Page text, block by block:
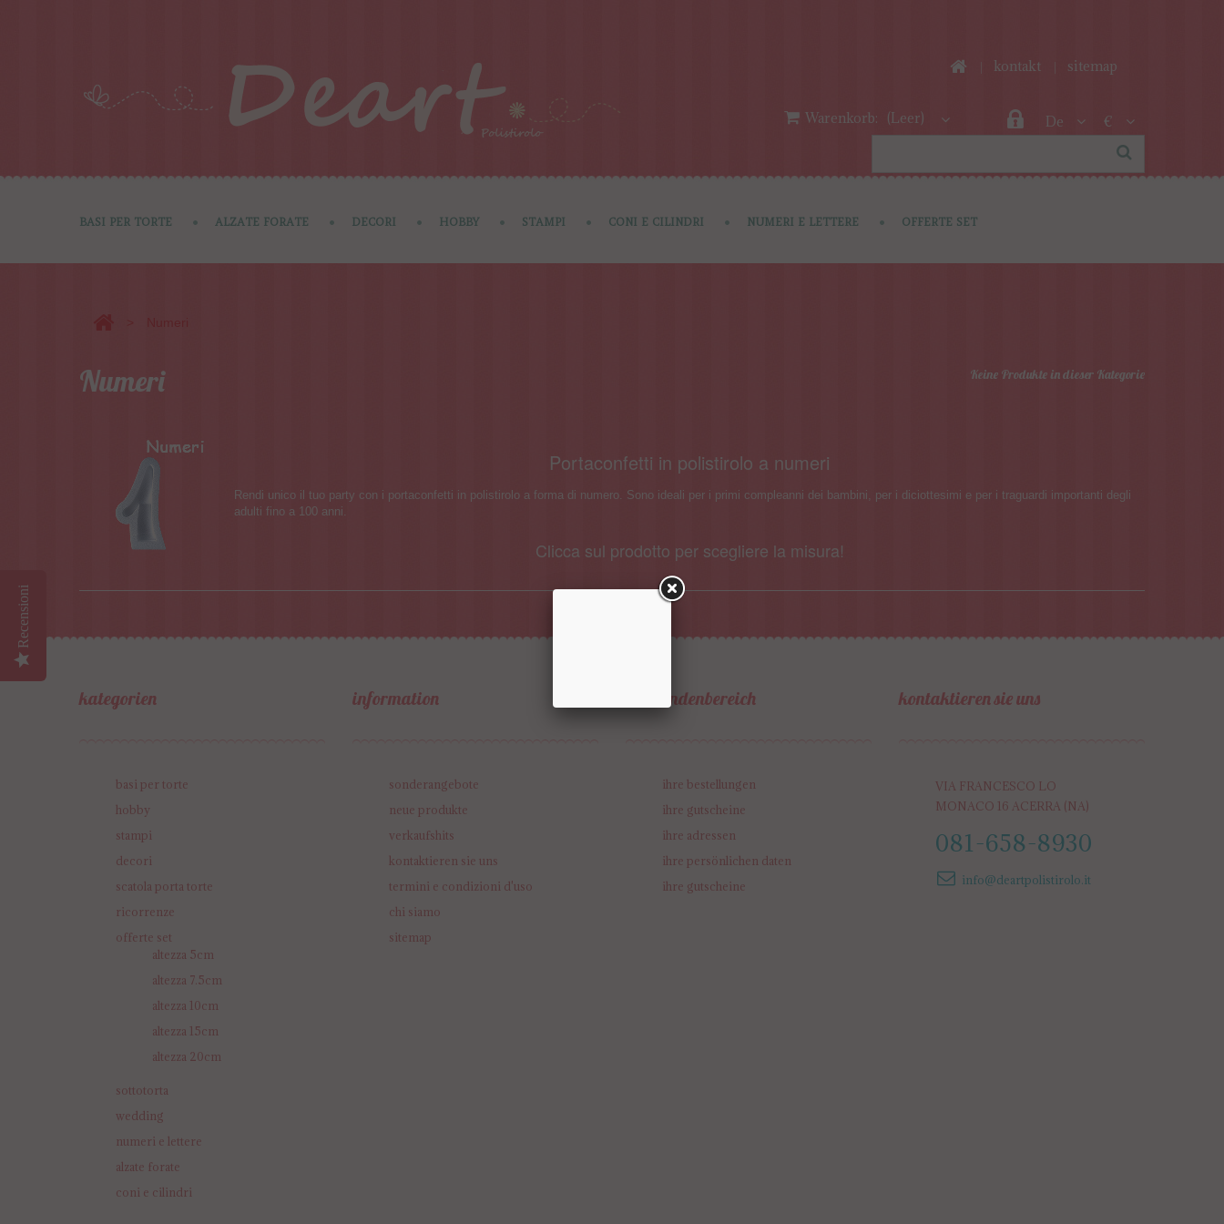
De €
kontakt sitemap
Warenkorb: (Leer)
BASI PER TORTE ALZATE FORATE DECORI HOBBY STAMPI CONI E CILINDRI NUMERI E LETTERE OFFERTE SET
Numeri Keine Produkte in dieser Kategorie
Portaconfetti in polistirolo a numeri
Rendi unico il tuo party con i portaconfetti in polistirolo a forma di numero. Sono ideali per i primi compleanni dei bambini, per i diciottesimi e per i traguardi importanti degli
adulti fino a 100 anni.
Clicca sul prodotto per scegliere la misura!
kategorien
basi per torte
hobby
stampi
decori
scatola porta torte
ricorrenze
offerte set
altezza 5cm
altezza 7.5cm
altezza 10cm
altezza 15cm
altezza 20cm
sottotorta
wedding
numeri e lettere
alzate forate
coni e cilindri
information
sonderangebote
neue produkte
verkaufshits
kontaktieren sie uns
termini e condizioni d'uso
chi siamo
sitemap
ihr kundenbereich
ihre bestellungen
ihre gutscheine
ihre adressen
ihre persönlichen daten
ihre gutscheine
kontaktieren sie uns
VIA FRANCESCO LO
MONACO 16 ACERRA (NA)
081-658-8930
info@deartpolistirolo.it
Recensioni